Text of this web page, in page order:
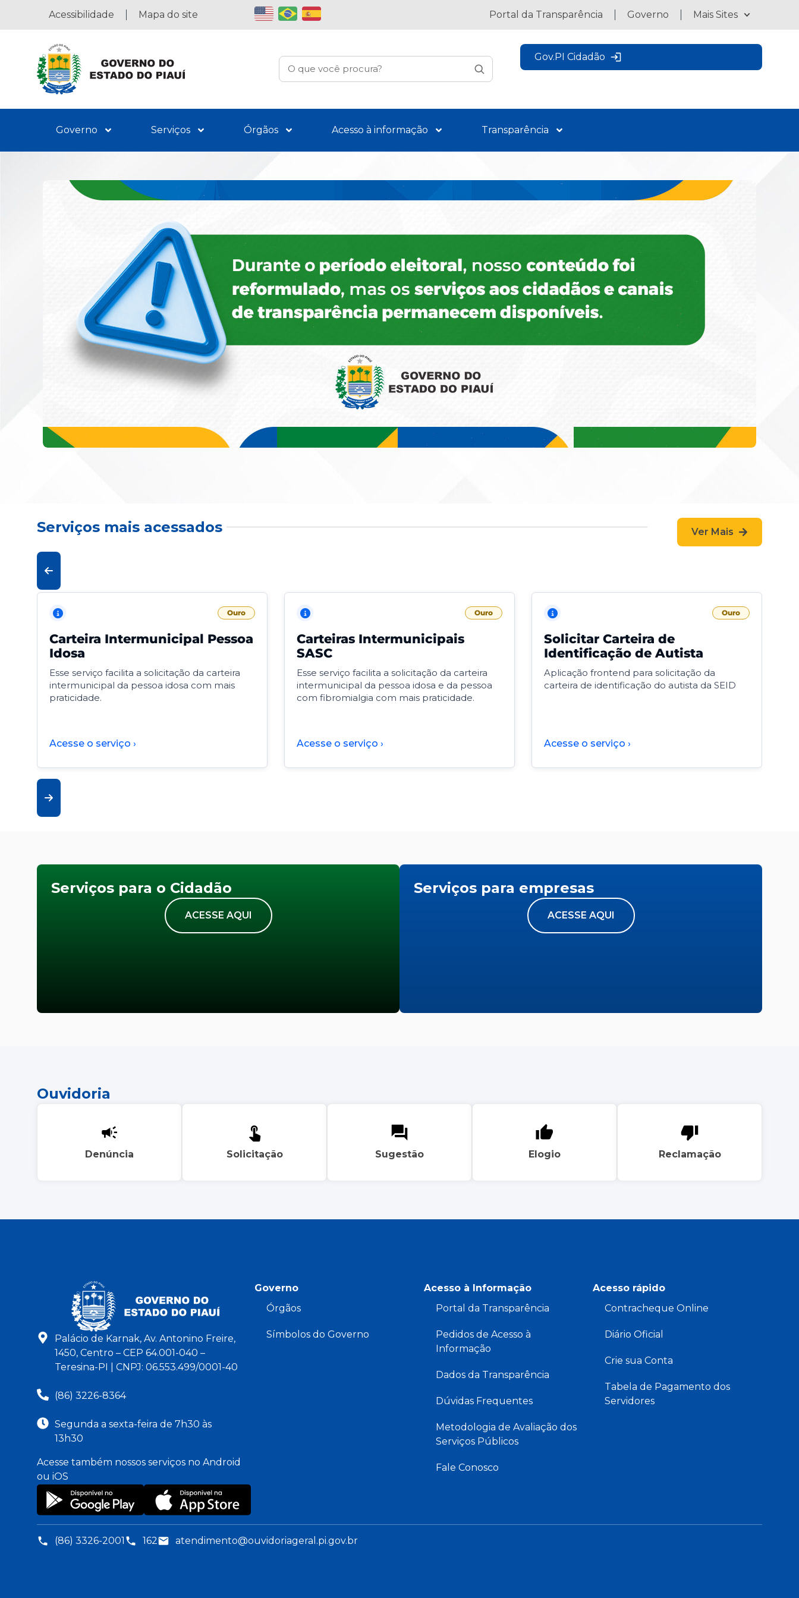
Acessibilidade Mapa do site Portal da Transparência Governo Mais Sites
Gov.PI Cidadão
Governo Serviços Órgãos Acesso à informação Transparência
Serviços mais acessados Ver Mais
Ouro
Carteira Intermunicipal Pessoa
Idosa
Esse serviço facilita a solicitação da carteira
intermunicipal da pessoa idosa com mais
praticidade.
Acesse o serviço ›
Ouro
Carteiras Intermunicipais
SASC
Esse serviço facilita a solicitação da carteira
intermunicipal da pessoa idosa e da pessoa
com fibromialgia com mais praticidade.
Acesse o serviço ›
Ouro
Solicitar Carteira de
Identificação de Autista
Aplicação frontend para solicitação da
carteira de identificação do autista da SEID
Acesse o serviço ›
Serviços para o Cidadão
ACESSE AQUI
Serviços para empresas
ACESSE AQUI
Ouvidoria
Denúncia Solicitação Sugestão Elogio Reclamação
Palácio de Karnak, Av. Antonino Freire,
1450, Centro – CEP 64.001-040 –
Teresina-PI | CNPJ: 06.553.499/0001-40
(86) 3226-8364
Segunda a sexta-feira de 7h30 às
13h30
Acesse também nossos serviços no Android
ou iOS
Governo
Órgãos
Símbolos do Governo
Acesso à Informação
Portal da Transparência
Pedidos de Acesso à
Informação
Dados da Transparência
Dúvidas Frequentes
Metodologia de Avaliação dos
Serviços Públicos
Fale Conosco
Acesso rápido
Contracheque Online
Diário Oficial
Crie sua Conta
Tabela de Pagamento dos
Servidores
(86) 3326-2001 162 atendimento@ouvidoriageral.pi.gov.br